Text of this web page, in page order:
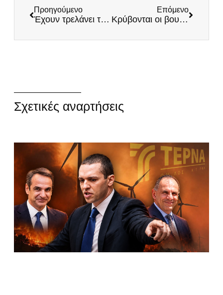
Προηγούμενο
Έχουν τρελάνει τον κόσμο!
Επόμενο
Κρύβονται οι βουλευτές της ΝΔ μετά τις εκτιμήσεις του ΕΛΓΑ – Οι αγρότες μένουν ξανά με τις ψεύτικες υποσχέσεις
Σχετικές αναρτήσεις